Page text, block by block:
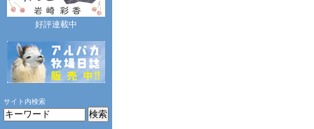
好評連載中
サイト内検索